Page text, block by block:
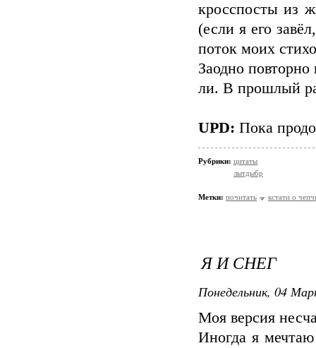
кросспосты из
(если я его
поток моих
Заодно повторно
ли. В прошлый
UPD: Пока
Рубрики: цитаты
лытдыбр
Метки: почитать кстати о
Я И СНЕГ
Понедельник, 04
Моя версия
Иногда я мечтаю